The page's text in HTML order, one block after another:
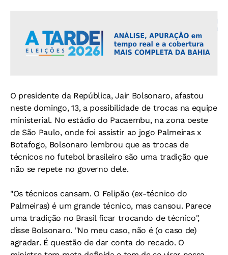
O presidente da República, Jair Bolsonaro, afastou
neste domingo, 13, a possibilidade de trocas na equipe
ministerial. No estádio do Pacaembu, na zona oeste
de São Paulo, onde foi assistir ao jogo Palmeiras x
Botafogo, Bolsonaro lembrou que as trocas de
técnicos no futebol brasileiro são uma tradição que
não se repete no governo dele.
"Os técnicos cansam. O Felipão (ex-técnico do
Palmeiras) é um grande técnico, mas cansou. Parece
uma tradição no Brasil ficar trocando de técnico",
disse Bolsonaro. "No meu caso, não é (o caso de)
agradar. É questão de dar conta do recado. O